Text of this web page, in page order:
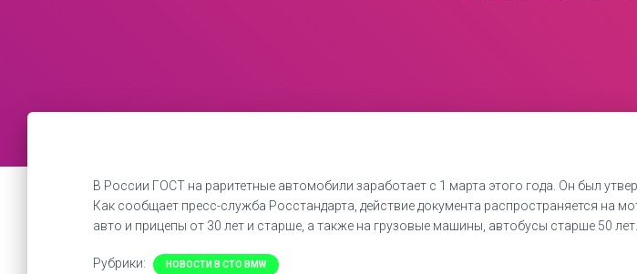
В России ГОСТ на раритетные автомобили заработает с 1 марта этого года. Он был
Как сообщает пресс-служба Росстандарта, действие документа распространяется на
авто и прицепы от 30 лет и старше, а также на грузовые машины, автобусы старше 50 лет.
Рубрики: НОВОСТИ В СТО BMW